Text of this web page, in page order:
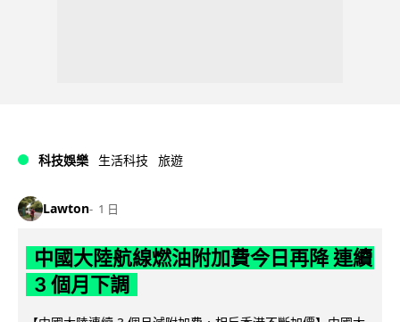
科技娛樂 生活科技 旅遊
Lawton 1 日
中國大陸航線燃油附加費今日再降 連續
3 個月下調